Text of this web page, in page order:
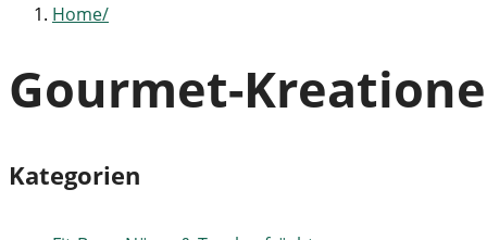
Home
Gourmet-
Kategorien